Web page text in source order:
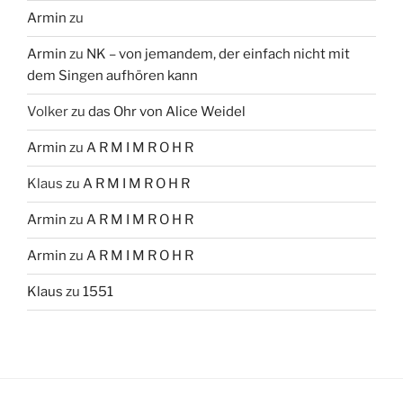
Armin zu
Armin zu NK – von jemandem, der einfach nicht mit
dem Singen aufhören kann
Volkerzu das Ohr von Alice Weidel
Armin zu A R M I M R O H R
Klaus zu A R M I M R O H R
Armin zu A R M I M R O H R
Armin zu A R M I M R O H R
Klaus zu 1551